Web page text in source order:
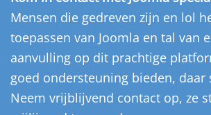
Mensen die gedreven zijn en lol
toepassen van Joomla en tal van
aanvulling op dit prachtige
goed ondersteuning bieden, daar
Neem vrijblijvend contact op, ze